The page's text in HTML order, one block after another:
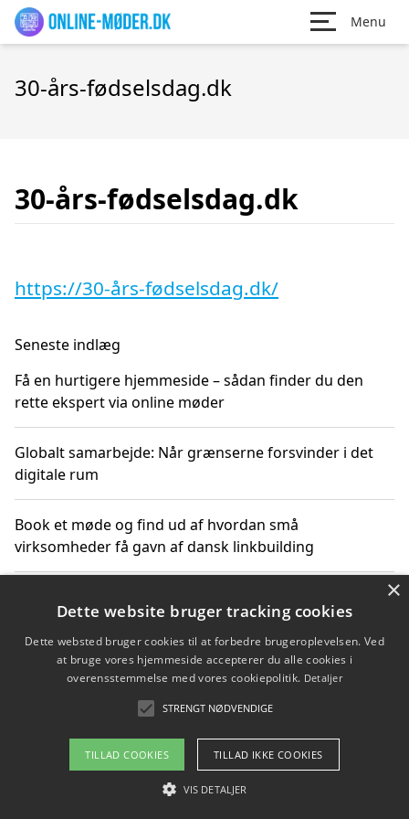
Menu
30-års-fødselsdag.dk
30-års-fødselsdag.dk
https://30-års-fødselsdag.dk/
Seneste indlæg
Få en hurtigere hjemmeside – sådan finder du den
rette ekspert via online møder
Globalt samarbejde: Når grænserne forsvinder i det
digitale rum
Book et møde og find ud af hvordan små
virksomheder få gavn af dansk linkbuilding
får du indgår et samarbejde
Hold et møde med en WordPress ekspert og vælg den
mest professionelle til at vedligeholde din løsning
Copyright 2026 - Pilanto Aps
Om / kontakt
×
Dette website bruger tracking cookies
Dette websted bruger cookies til at forbedre brugeroplevelsen. Ved
at bruge vores hjemmeside accepterer du alle cookies i
overensstemmelse med vores cookiepolitik. Detaljer
STRENGT NØDVENDIGE
TILLAD COOKIES TILLAD IKKE COOKIES
VIS DETALJER